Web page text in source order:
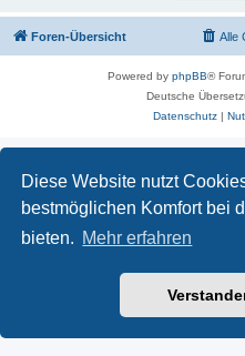
Diese Website nutzt
bestmöglichen Komfort bei
bieten. Mehr erfahren
Foren-Übersicht Alle
Powered by phpBB®
Deutsche
Datenschutz|